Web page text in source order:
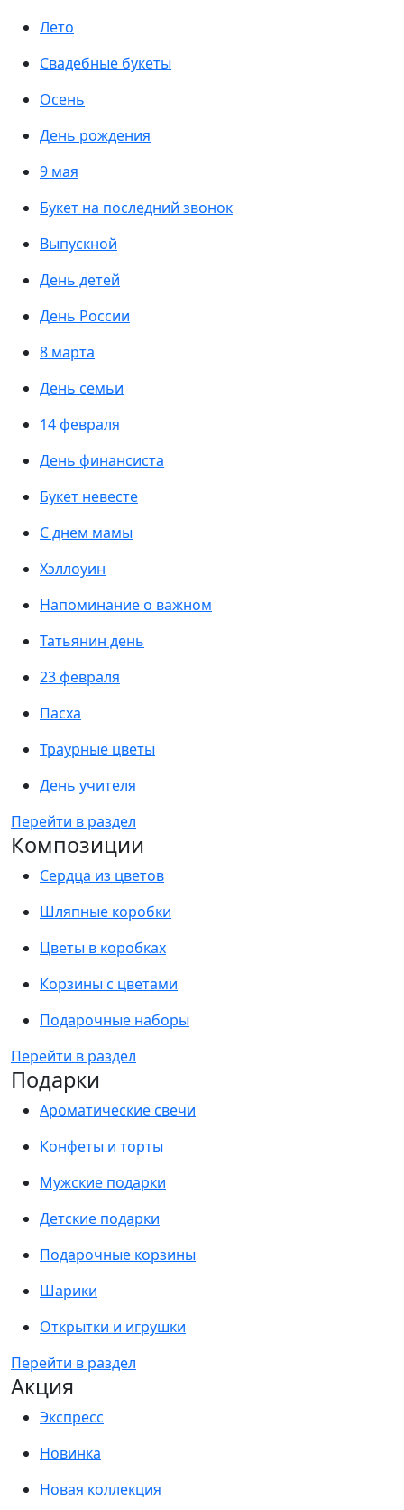
Лето
Свадебные букеты
Осень
День рождения
9 мая
Букет на последний звонок
Выпускной
День детей
День России
8 марта
День семьи
14 февраля
День финансиста
Букет невесте
С днем мамы
Хэллоуин
Напоминание о важном
Татьянин день
23 февраля
Пасха
Траурные цветы
День учителя
Перейти в раздел
Композиции
Сердца из цветов
Шляпные коробки
Цветы в коробках
Корзины с цветами
Подарочные наборы
Перейти в раздел
Подарки
Ароматические свечи
Конфеты и торты
Мужские подарки
Детские подарки
Подарочные корзины
Шарики
Открытки и игрушки
Перейти в раздел
Акция
Экспресс
Новинка
Новая коллекция